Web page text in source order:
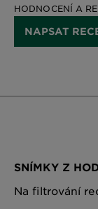
HODNOCENÍ A
NAPSAT
SNÍMKY Z
Na filtrování